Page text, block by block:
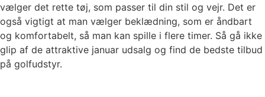
vælger det rette tøj, som passer til din stil og vejr. Det er
også vigtigt at man vælger beklædning, som er åndbart
og komfortabelt, så man kan spille i flere timer. Så gå ikke
glip af de attraktive januar udsalg og find de bedste tilbud
på golfudstyr.